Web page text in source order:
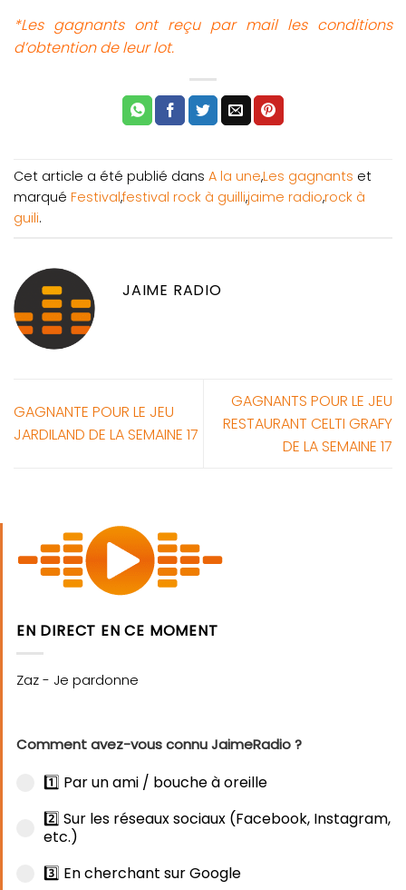
*Les gagnants ont reçu par mail les conditions
d’obtention de leur lot.
Cet article a été publié dans A la une,Les gagnants et
marqué Festival,festival rock à guilli,jaime radio,rock à
guili.
JAIME RADIO
GAGNANTE POUR LE JEU
JARDILAND DE LA SEMAINE 17
GAGNANTS POUR LE JEU
RESTAURANT CELTI GRAFY
DE LA SEMAINE 17
EN DIRECT EN CE MOMENT
Comment avez-vous connu JaimeRadio ?
1️⃣ Par un ami / bouche à oreille
2️⃣ Sur les réseaux sociaux (Facebook, Instagram,
etc.)
3️⃣ En cherchant sur Google